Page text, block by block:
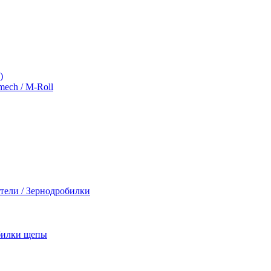
/ M-Roll
/ Зернодробилки
щепы